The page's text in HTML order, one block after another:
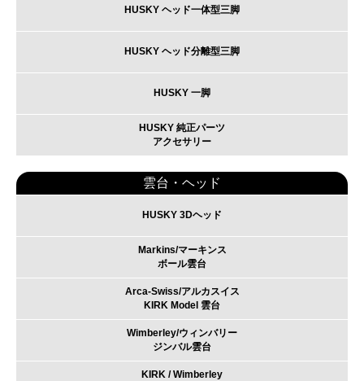
HUSKY ヘッド一体型三脚
HUSKY ヘッド分離型三脚
HUSKY 一脚
HUSKY 純正パーツ
アクセサリー
雲台・ヘッド
HUSKY 3Dヘッド
Markins/マーキンス
ボール雲台
Arca-Swiss/アルカスイス
KIRK Model 雲台
Wimberley/ウィンバリー
ジンバル雲台
KIRK / Wimberley